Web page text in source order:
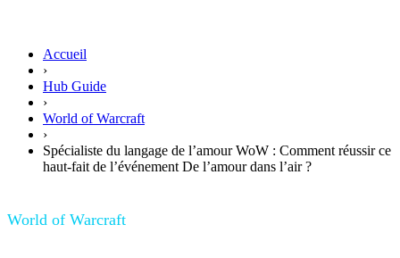
Accueil
›
Hub Guide
›
World of Warcraft
›
Spécialiste du langage de l’amour WoW : Comment réussir ce
haut-fait de l’événement De l’amour dans l’air ?
World of Warcraft